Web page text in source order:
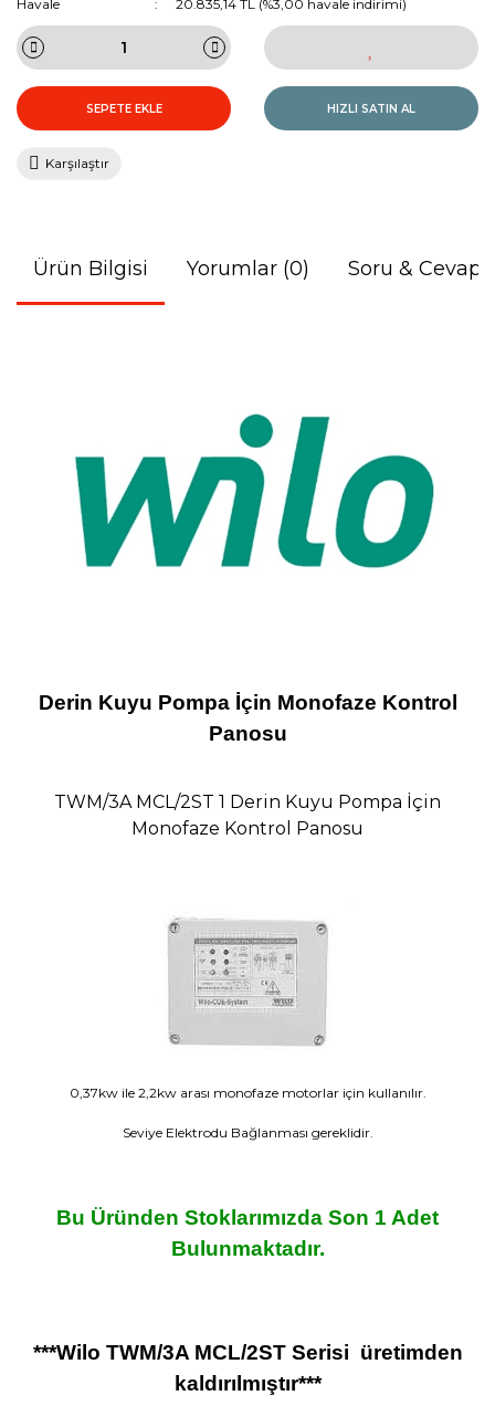
Havale
20.835,14 TL (%3,00 havale indirimi)
SEPETE EKLE HIZLI SATIN AL
Karşılaştır
Ürün Bilgisi Yorumlar (0) Soru & Cevap
Derin Kuyu Pompa İçin Monofaze Kontrol
Panosu
TWM/3A MCL/2ST 1 Derin Kuyu Pompa İçin
Monofaze Kontrol Panosu
0,37kw ile 2,2kw arası monofaze motorlar için kullanılır.
Seviye Elektrodu Bağlanması gereklidir.
Bu Üründen Stoklarımızda Son 1 Adet
Bulunmaktadır.
***Wilo TWM/3A MCL/2STSerisi üretimden
kaldırılmıştır***